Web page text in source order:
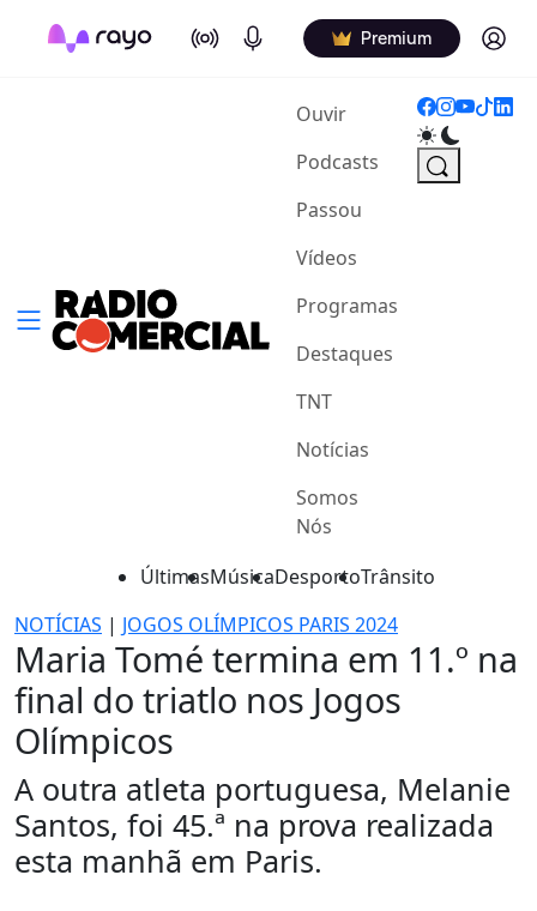
On Air Podcasts Premium Log in
Ouvir(current)
Podcasts
Passou
Vídeos
Programas
Destaques
TNT
Notícias
Somos
Nós
ÚltimasMúsicaDesportoTrânsito
NOTÍCIAS | JOGOS OLÍMPICOS PARIS 2024
Maria Tomé termina em 11.º na
final do triatlo nos Jogos
Olímpicos
A outra atleta portuguesa, Melanie
Santos, foi 45.ª na prova realizada
esta manhã em Paris.